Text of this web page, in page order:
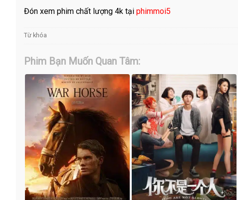
Đón xem phim chất lượng 4k tại phimmoi5
Từ khóa
Phim Bạn Muốn Quan Tâm: